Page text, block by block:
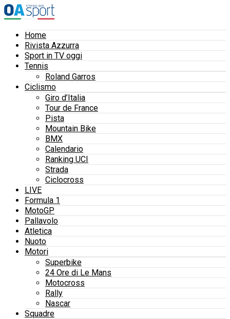
Home
Rivista Azzurra
Sport in TV oggi
Tennis
Roland Garros
Ciclismo
Giro d’Italia
Tour de France
Pista
Mountain Bike
BMX
Calendario
Ranking UCI
Strada
Ciclocross
LIVE
Formula 1
MotoGP
Pallavolo
Atletica
Nuoto
Motori
Superbike
24 Ore di Le Mans
Motocross
Rally
Nascar
Squadre